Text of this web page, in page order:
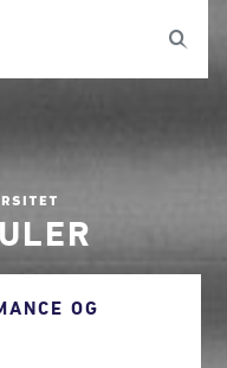
OG